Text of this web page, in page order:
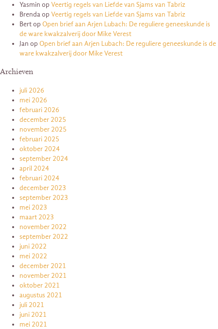
Yasmin op Veertig regels van Liefde van Sjams van Tabriz
Brendaop Veertig regels van Liefde van Sjams van Tabriz
Bertop Open brief aan Arjen Lubach: De reguliere geneeskunde is
de ware kwakzalverij door Mike Verest
Jan op Open brief aan Arjen Lubach: De reguliere geneeskunde is de
ware kwakzalverij door Mike Verest
Archieven
juli 2026
mei 2026
februari 2026
december 2025
november 2025
februari 2025
oktober 2024
september 2024
april 2024
februari 2024
december 2023
september 2023
mei 2023
maart 2023
november 2022
september 2022
juni 2022
mei 2022
december 2021
november 2021
oktober 2021
augustus 2021
juli 2021
juni 2021
mei 2021